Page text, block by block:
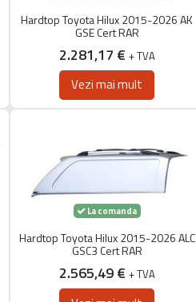
Hardtop Toyota Hilux 2015-2026 AK
GSE Cert RAR
2.281,17 € + TVA
Vezi mai mult
La comanda
Hardtop Toyota Hilux 2015-2026 ALC
GSC3 Cert RAR
2.565,49 € + TVA